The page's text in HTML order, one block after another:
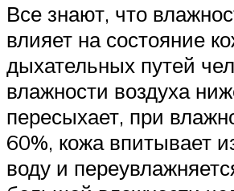
Все знают, что
влияет на состояние
дыхательных путей
влажности воздуха
пересыхает, при
60%, кожа впитывает
воду и